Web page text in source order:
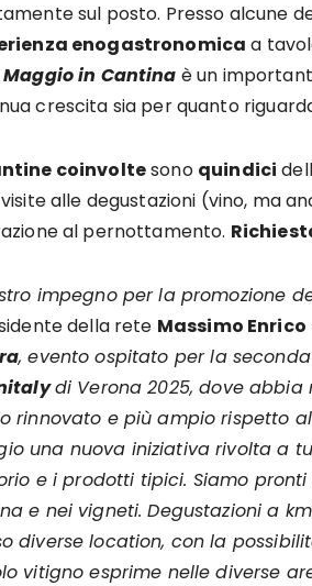
sul posto. Presso alcune
enogastronomica a
Maggio in Cantina è un
crescita sia per quanto
coinvoltesono quindici
alle degustazioni (vino, ma
al pernottamento.
impegno per la promozione
della rete Massimo Enrico
, evento ospitato per la
di Verona 2025, dove
rinnovato e più ampio rispetto
una nuova iniziativa rivolta a
e i prodotti tipici. Siamo
e nei vigneti. Degustazioni a
diverse location, con la
vitigno esprime nelle diverse